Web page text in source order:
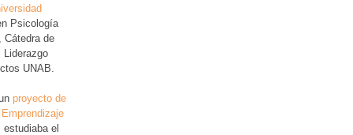
Psicología
Cátedra de
Liderazgo
UNAB.
proyecto de
estudiaba el